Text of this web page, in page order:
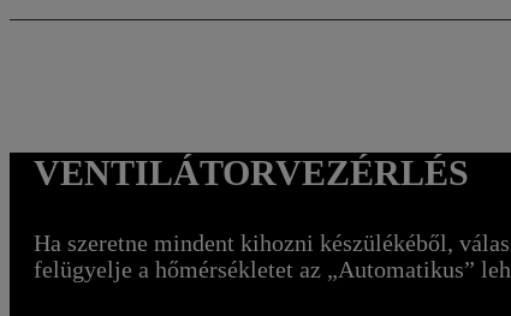
VENTILÁTORVEZÉRLÉS
Ha szeretne mindent kihozni készülékéből,
felügyelje a hőmérsékletet az „Automatikus”